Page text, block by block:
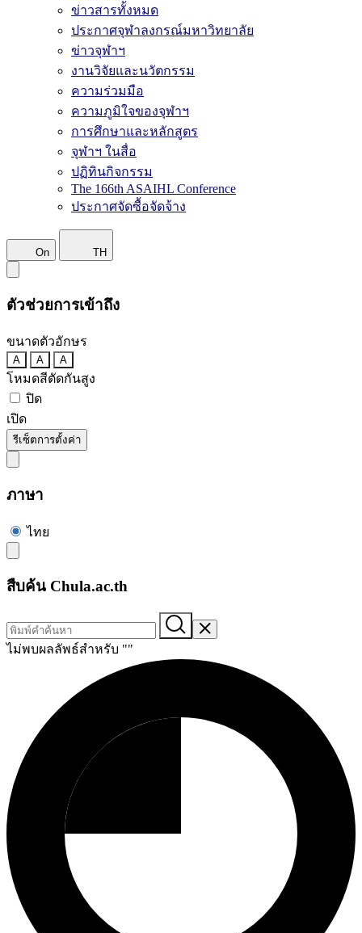
ข่าวสารทั้งหมด
ประกาศจุฬาลงกรณ์มหาวิทยาลัย
ข่าวจุฬาฯ
งานวิจัยและนวัตกรรม
ความร่วมมือ
ความภูมิใจของจุฬาฯ
การศึกษาและหลักสูตร
จุฬาฯ ในสื่อ
ปฏิทินกิจกรรม
The 166th ASAIHL Conference
ประกาศจัดซื้อจัดจ้าง
On TH
ตัวช่วยการเข้าถึง
ขนาดตัวอักษร
A A A
โหมดสีตัดกันสูง
ปิด
เปิด
รีเซ็ตการตั้งค่า
ภาษา
ไทย
สืบค้น Chula.ac.th
ไม่พบผลลัพธ์สำหรับ ""